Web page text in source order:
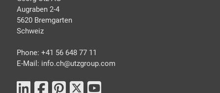
Augraben 2-4
5620 Bremgarten
Schweiz
Phone: +41 56 648 77 11
E-Mail: info.ch@utzgroup.com